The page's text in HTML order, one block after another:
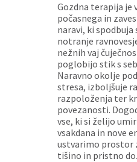
Gozdna terapija je
počasnega in
naravi, ki
notranje
nežnih vaj
poglobijo stik s
Naravno okolje
stresa, izboljšuje
razpoloženja ter
povezanosti.
vse, ki si želijo
vsakdana in nove
ustvarimo prostor
tišino in pristno